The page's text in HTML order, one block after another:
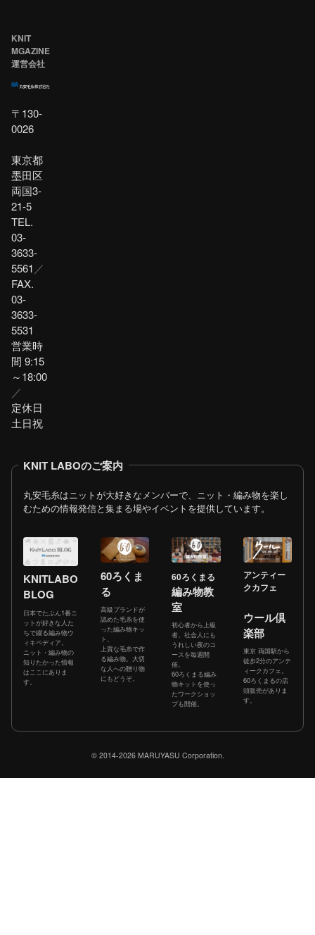
KNIT
MGAZINE
運営会社
〒130-
0026
東京都
墨田区
両国3-
21-5
TEL.
03-
3633-
5561 ／
FAX.
03-
3633-
5531
営業時
間 9:15
～18:00
／
定休日
土日祝
KNIT LABOのご案内
丸安毛糸はニットが大好きなメンバーで、ニット・編み物を楽し
むための情報発信と集まる場やイベントを提供しています。
KNITLABO
BLOG
日本でたぶん1番ニ
ットが好きな人た
ちで綴る編み物ウ
ィキペディア。
ニット・編み物の
知りたかった情報
はここにありま
す。
60ろくま
る
高級ブランドが
認めた毛糸を使
った編み物キッ
ト。
上質な毛糸で作
る編み物。大切
な人への贈り物
にもどうぞ。
60ろくまる
編み物教
室
初心者から上級
者、社会人にも
うれしい夜のコ
ースを毎週開
催。
60ろくまる編み
物キットを使っ
たワークショッ
プも開催。
アンティー
クカフェ
ウール倶
楽部
東京 両国駅から
徒歩2分のアンテ
ィークカフェ。
60ろくまるの店
頭販売がありま
す。
© 2014-2026 MARUYASU Corporation.